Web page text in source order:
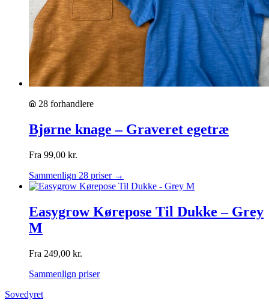
28 forhandlere
Bjørne knage – Graveret egetræ
Fra 99,00 kr.
Sammenlign 28 priser →
Easygrow Kørepose Til Dukke – Grey
M
Fra 249,00 kr.
Sammenlign priser
Sovedyret